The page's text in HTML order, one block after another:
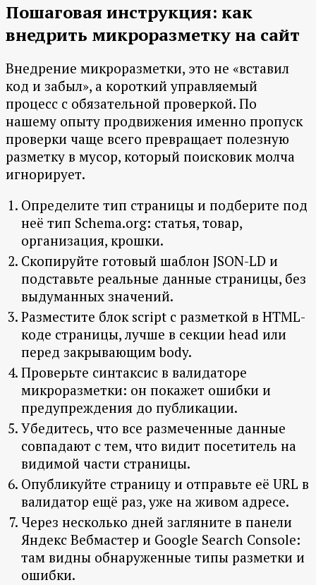
Пошаговая инструкция: как
внедрить микроразметку на сайт
Внедрение микроразметки, это не «вставил
код и забыл», а короткий управляемый
процесс с обязательной проверкой. По
нашему опыту продвижения именно пропуск
проверки чаще всего превращает полезную
разметку в мусор, который поисковик молча
игнорирует.
Определите тип страницы и подберите под
неё тип Schema.org: статья, товар,
организация, крошки.
Скопируйте готовый шаблон JSON-LD и
подставьте реальные данные страницы, без
выдуманных значений.
Разместите блок script с разметкой в HTML-
коде страницы, лучше в секции head или
перед закрывающим body.
Проверьте синтаксис в валидаторе
микроразметки: он покажет ошибки и
предупреждения до публикации.
Убедитесь, что все размеченные данные
совпадают с тем, что видит посетитель на
видимой части страницы.
Опубликуйте страницу и отправьте её URL в
валидатор ещё раз, уже на живом адресе.
Через несколько дней загляните в панели
Яндекс Вебмастер и Google Search Console:
там видны обнаруженные типы разметки и
ошибки.